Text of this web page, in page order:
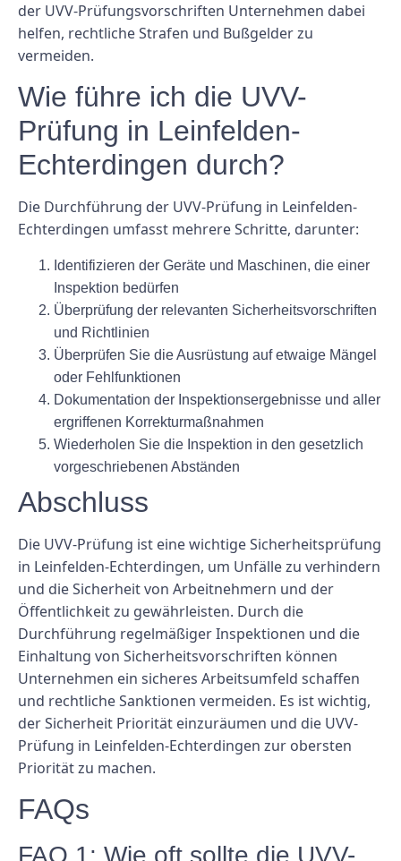
der UVV-Prüfungsvorschriften Unternehmen dabei
helfen, rechtliche Strafen und Bußgelder zu
vermeiden.
Wie führe ich die UVV-
Prüfung in Leinfelden-
Echterdingen durch?
Die Durchführung der UVV-Prüfung in Leinfelden-
Echterdingen umfasst mehrere Schritte, darunter:
Identifizieren der Geräte und Maschinen, die einer
Inspektion bedürfen
Überprüfung der relevanten Sicherheitsvorschriften
und Richtlinien
Überprüfen Sie die Ausrüstung auf etwaige Mängel
oder Fehlfunktionen
Dokumentation der Inspektionsergebnisse und aller
ergriffenen Korrekturmaßnahmen
Wiederholen Sie die Inspektion in den gesetzlich
vorgeschriebenen Abständen
Abschluss
Die UVV-Prüfung ist eine wichtige Sicherheitsprüfung
in Leinfelden-Echterdingen, um Unfälle zu verhindern
und die Sicherheit von Arbeitnehmern und der
Öffentlichkeit zu gewährleisten. Durch die
Durchführung regelmäßiger Inspektionen und die
Einhaltung von Sicherheitsvorschriften können
Unternehmen ein sicheres Arbeitsumfeld schaffen
und rechtliche Sanktionen vermeiden. Es ist wichtig,
der Sicherheit Priorität einzuräumen und die UVV-
Prüfung in Leinfelden-Echterdingen zur obersten
Priorität zu machen.
FAQs
FAQ 1: Wie oft sollte die UVV-